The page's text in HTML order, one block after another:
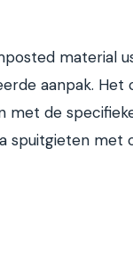
material
aanpak.
de
spuitgieten met